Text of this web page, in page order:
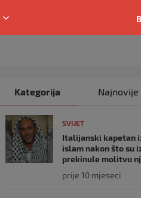
Kategorija Najnovije
SVIJET
Italijanski kapetan
islam nakon što su
prekinule molitvu
prije 10 mjeseci